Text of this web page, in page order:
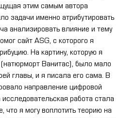
этим самым автора
задачи именно атрибутировать
анализировать влияние и тему
сайт ASG, с которого я
На картину, которую я
Ванитас), было мало
главы, и я писала его сама. В
направление цифровой
работа стала
что я могу воплотить теорию на